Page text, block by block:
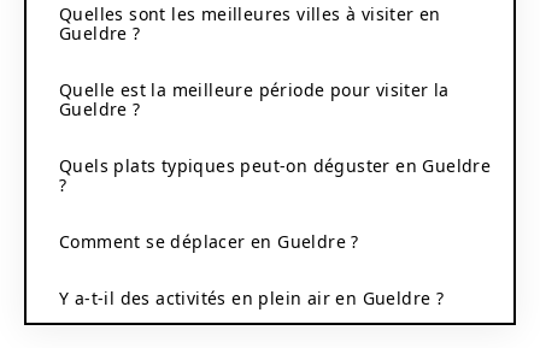
Quelles sont les meilleures villes à visiter en
Gueldre ?
Quelle est la meilleure période pour visiter la
Gueldre ?
Quels plats typiques peut-on déguster en Gueldre
?
Comment se déplacer en Gueldre ?
Y a-t-il des activités en plein air en Gueldre ?